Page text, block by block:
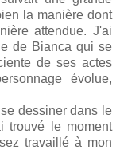
la manière dont
attendue. J'ai
de Bianca qui se
de ses actes
évolue,
dessiner dans le
trouvé le moment
travaillé à mon